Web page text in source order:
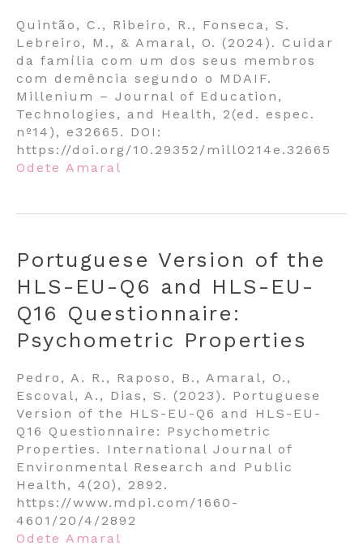
Quintão, C., Ribeiro, R., Fonseca, S.
Lebreiro, M., & Amaral, O. (2024). Cuidar
da família com um dos seus membros
com demência segundo o MDAIF.
Millenium – Journal of Education,
Technologies, and Health, 2(ed. espec.
nº14), e32665. DOI:
https://doi.org/10.29352/mill0214e.32665
Odete Amaral
Portuguese Version of the
HLS-EU-Q6 and HLS-EU-
Q16 Questionnaire:
Psychometric Properties
Pedro, A. R., Raposo, B., Amaral, O.,
Escoval, A., Dias, S. (2023). Portuguese
Version of the HLS-EU-Q6 and HLS-EU-
Q16 Questionnaire: Psychometric
Properties. International Journal of
Environmental Research and Public
Health, 4(20), 2892.
https://www.mdpi.com/1660-
4601/20/4/2892
Odete Amaral